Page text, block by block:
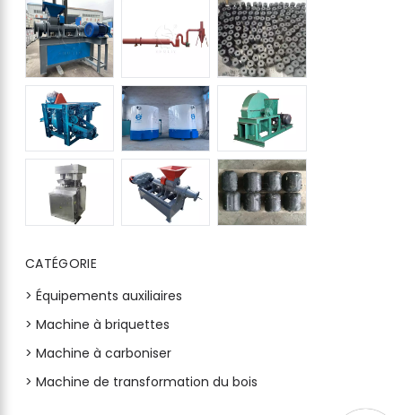
CATÉGORIE
> Équipements auxiliaires
> Machine à briquettes
> Machine à carboniser
> Machine de transformation du bois